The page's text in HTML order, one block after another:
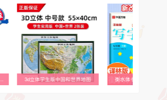
衡水体七年级英语字帖译林版 七龙珠完全版1-34鸟山